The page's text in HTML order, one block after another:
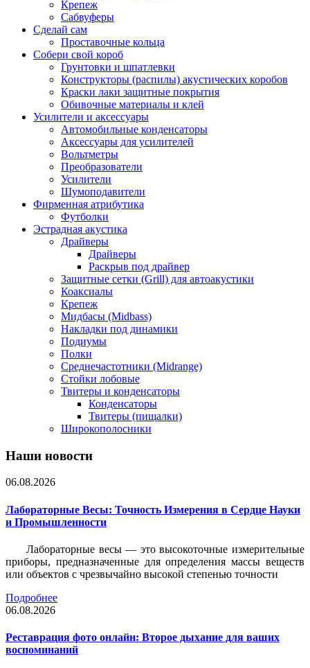
Крепеж
Сабвуферы
Сделай сам
Проставочные кольца
Собери свой короб
Грунтовки и шпатлевки
Конструкторы (распилы) акустических коробов
Краски лаки защитные покрытия
Обивочные материалы и клей
Усилители и аксессуары
Автомобильные конденсаторы
Аксессуары для усилителей
Вольтметры
Преобразователи
Усилители
Шумоподавители
Фирменная атрибутика
Футболки
Эстрадная акустика
Драйверы
Драйверы
Раскрыв под драйвер
Защитные сетки (Grill) для автоакустики
Коаксиалы
Крепеж
Мидбасы (Midbass)
Накладки под динамики
Подиумы
Полки
Среднечастотники (Midrange)
Стойки лобовые
Твитеры и конденсаторы
Конденсаторы
Твитеры (пищалки)
Широкополосники
Наши новости
06.08.2026
Лабораторные Весы: Точность Измерения в Сердце Науки
и Промышленности
Лабораторные весы — это высокоточные измерительные
приборы, предназначенные для определения массы веществ
или объектов с чрезвычайно высокой степенью точности
Подробнее
06.08.2026
Реставрация фото онлайн: Второе дыхание для ваших
воспоминаний